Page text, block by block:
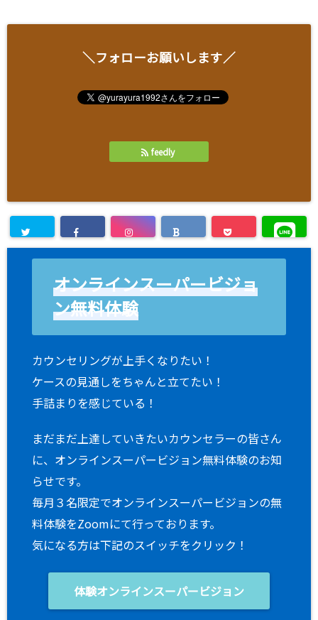
＼フォローお願いします／
feedly
オンラインスーパービジョ
ン無料体験
カウンセリングが上手くなりたい！
ケースの見通しをちゃんと立てたい！
手詰まりを感じている！
まだまだ上達していきたいカウンセラーの皆さん
に、オンラインスーパービジョン無料体験のお知
らせです。
毎月３名限定でオンラインスーパービジョンの無
料体験をZoomにて行っております。
気になる方は下記のスイッチをクリック！
体験オンラインスーパービジョン